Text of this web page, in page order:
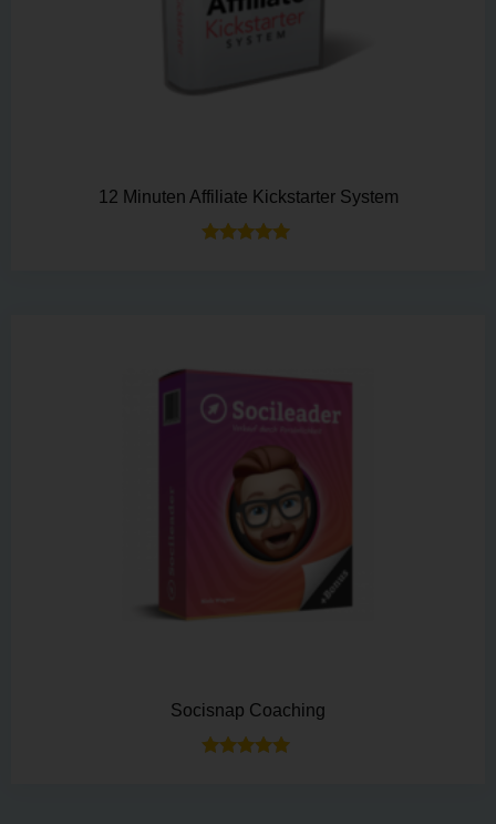
12 Minuten Affiliate Kickstarter System
Socisnap Coaching